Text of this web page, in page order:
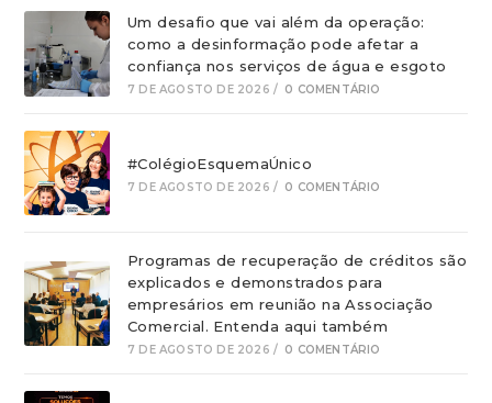
Um desafio que vai além da operação:
como a desinformação pode afetar a
confiança nos serviços de água e esgoto
7 DE AGOSTO DE 2026 / 0 COMENTÁRIO
#ColégioEsquemaÚnico
7 DE AGOSTO DE 2026 / 0 COMENTÁRIO
Programas de recuperação de créditos são
explicados e demonstrados para
empresários em reunião na Associação
Comercial. Entenda aqui também
7 DE AGOSTO DE 2026 / 0 COMENTÁRIO